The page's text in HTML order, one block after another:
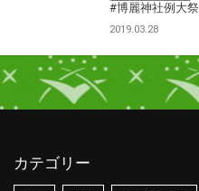
#博麗神社例大祭
2019.03.28
カテゴリー